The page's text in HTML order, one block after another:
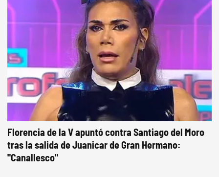
Florencia de la V apuntó contra Santiago del Moro
tras la salida de Juanicar de Gran Hermano:
"Canallesco"